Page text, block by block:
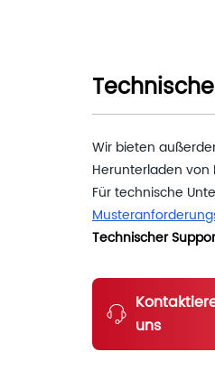
Wir bieten
Herunterladen
Für technische
Technischer
uns